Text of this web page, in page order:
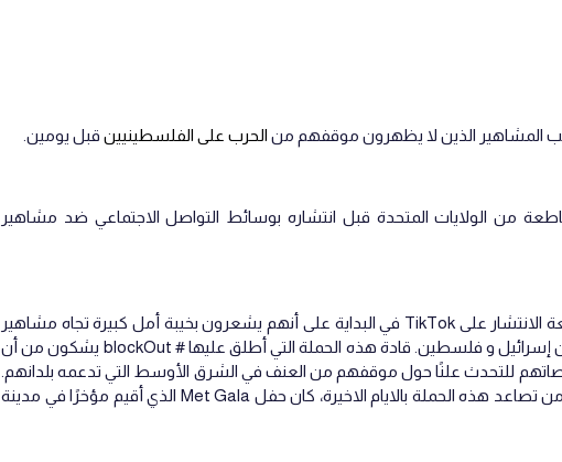
المشاهير الذين لا يظهرون موقفهم من الحرب على الفلسطينيين قبل يومين.
من الولايات المتحدة قبل انتشاره بوسائط التواصل الاجتماعي ضد مشاهير
حيث عبرت مجموعات واسعة الانتشار على TikTok في البداية على أنهم يشعرون بخيبة أمل كبيرة تجاه مشاهير
أغاني البوب، بشأن الحرب بين إسرائيل و فلسطين. قادة هذه الحملة التي أطلق عليها # blockOut يشكون من أن
للتحدث علنًا حول موقفهم من العنف في الشرق الأوسط التي تدعمه بلدانهم.
ومن نقاط التوتر التي زادت من تصاعد هذه الحملة بالايام الاخيرة، كان حفل Met Gala الذي أقيم مؤخرًا في مدينة